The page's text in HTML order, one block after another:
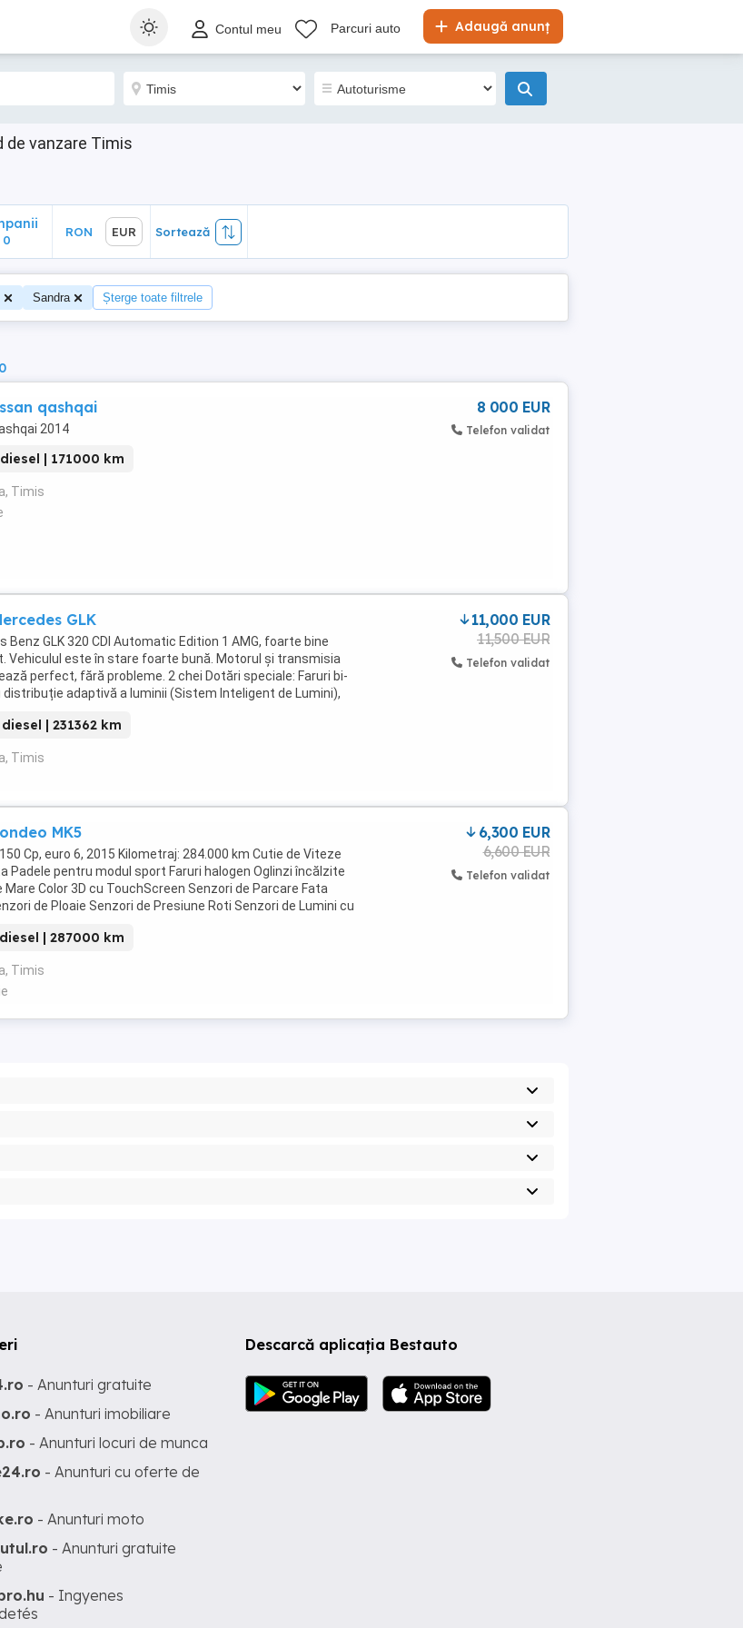
Adaugă anunț
Contul meu Parcuri auto
de vanzare Timis
Sortează
0
RON EUR Sortează
Sandra Șterge toate filtrele
qashqai
2014
| 171000 km
Timis
8 000 EUR
Telefon validat
GLK
Benz GLK 320 CDI Automatic Edition 1 AMG, foarte bine
Vehiculul este în stare foarte bună. Motorul și transmisia
perfect, fără probleme. 2 chei Dotări speciale: Faruri bi-
distribuție adaptivă a luminii (Sistem Inteligent de Lumini),
| 231362 km
Timis
11,000 EUR
11,500 EUR
Telefon validat
MK5
Cp, euro 6, 2015 Kilometraj: 284.000 km Cutie de Viteze
Padele pentru modul sport Faruri halogen Oglinzi încălzite
Mare Color 3D cu TouchScreen Senzori de Parcare Fata
de Ploaie Senzori de Presiune Roti Senzori de Lumini cu
| 287000 km
Timis
6,300 EUR
6,600 EUR
Telefon validat
Descarcă aplicația Bestauto
- Anunturi gratuite
- Anunturi imobiliare
- Anunturi locuri de munca
- Anunturi cu oferte de
- Anunturi moto
- Anunturi gratuite
- Ingyenes